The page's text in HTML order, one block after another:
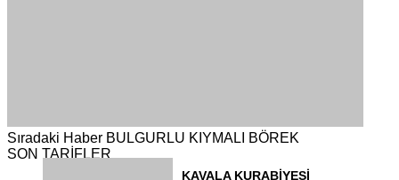
Sıradaki Haber BULGURLU KIYMALI BÖREK
SON TARİFLER
KAVALA KURABİYESİ